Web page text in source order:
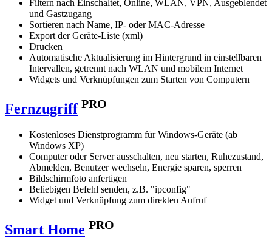
Filtern nach Einschaltet, Online, WLAN, VPN, Ausgeblendet
und Gastzugang
Sortieren nach Name, IP- oder MAC-Adresse
Export der Geräte-Liste (xml)
Drucken
Automatische Aktualisierung im Hintergrund in einstellbaren
Intervallen, getrennt nach WLAN und mobilem Internet
Widgets und Verknüpfungen zum Starten von Computern
Fernzugriff PRO
Kostenloses Dienstprogramm für Windows-Geräte (ab
Windows XP)
Computer oder Server ausschalten, neu starten, Ruhezustand,
Abmelden, Benutzer wechseln, Energie sparen, sperren
Bildschirmfoto anfertigen
Beliebigen Befehl senden, z.B. "ipconfig"
Widget und Verknüpfung zum direkten Aufruf
Smart Home PRO